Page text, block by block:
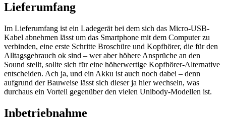
Lieferumfang
Im Lieferumfang ist ein Ladegerät bei dem sich das Micro-USB-
Kabel abnehmen lässt um das Smartphone mit dem Computer zu
verbinden, eine erste Schritte Broschüre und Kopfhörer, die für den
Alltagsgebrauch ok sind – wer aber höhere Ansprüche an den
Sound stellt, sollte sich für eine höherwertige Kopfhörer-Alternative
entscheiden. Ach ja, und ein Akku ist auch noch dabei – denn
aufgrund der Bauweise lässt sich dieser ja hier wechseln, was
durchaus ein Vorteil gegenüber den vielen Unibody-Modellen ist.
Inbetriebnahme